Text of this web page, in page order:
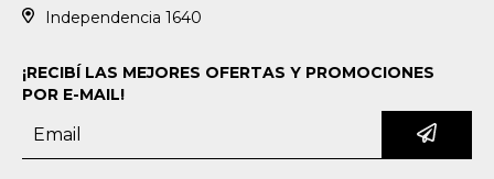
Independencia 1640
¡RECIBÍ LAS MEJORES OFERTAS Y PROMOCIONES
POR E-MAIL!